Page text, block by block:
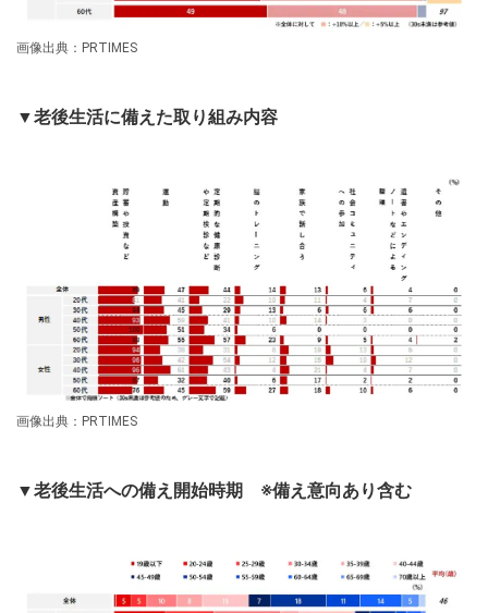
画像出典：PRTIMES
▼老後生活に備えた取り組み内容
画像出典：PRTIMES
▼老後生活への備え開始時期 ※備え意向あり含む